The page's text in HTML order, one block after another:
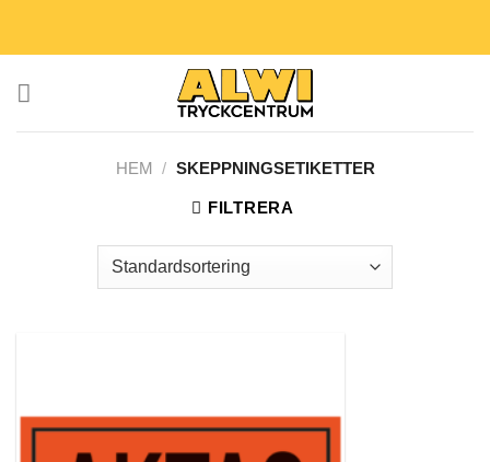
HEM / SKEPPNINGSETIKETTER
FILTRERA